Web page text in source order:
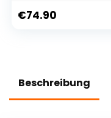
in Premiumqualität
€74.90
Beschreibung